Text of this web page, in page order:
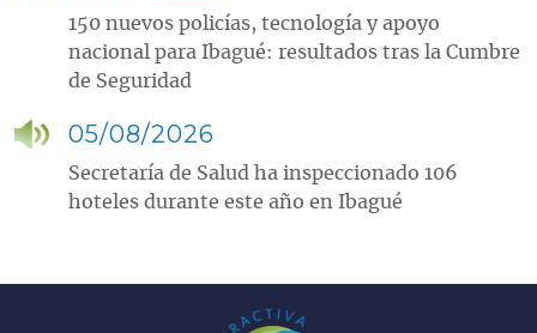
150 nuevos policías, tecnología y apoyo
nacional para Ibagué: resultados tras la Cumbre
de Seguridad
05/08/2026
Secretaría de Salud ha inspeccionado 106
hoteles durante este año en Ibagué